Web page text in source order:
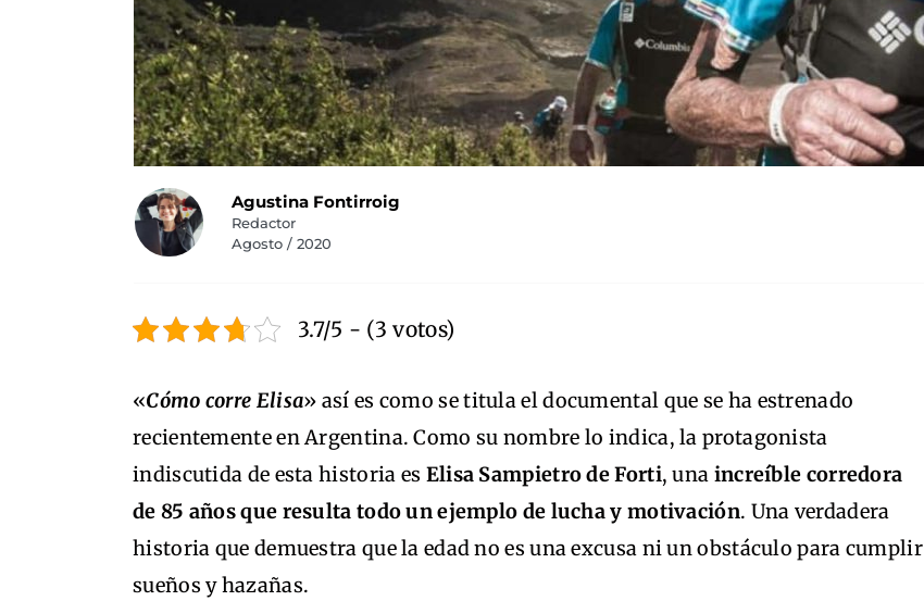
Agustina Fontirroig
Redactor
Agosto / 2020
3.7/5 - (3 votos)
«Cómo corre Elisa» así es como se titula el documental que se ha estrenado
recientemente en Argentina. Como su nombre lo indica, la protagonista
indiscutida de esta historia es Elisa Sampietro de Forti, una increíble corredora
de 85 años que resulta todo un ejemplo de lucha y motivación. Una verdadera
historia que demuestra que la edad no es una excusa ni un obstáculo para cumplir
sueños y hazañas.